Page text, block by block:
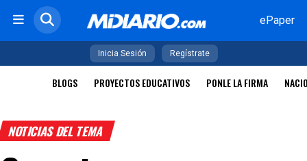
ePaper
Inicia Sesión Regístrate
BLOGS PROYECTOS EDUCATIVOS PONLE LA FIRMA
NOTICIAS DEL TEMA